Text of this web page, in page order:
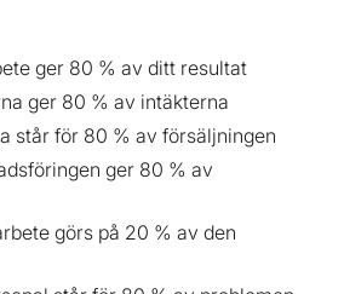
ger 80 % av ditt resultat
ger 80 % av intäkterna
står för 80 % av försäljningen
ger 80 % av
görs på 20 % av den